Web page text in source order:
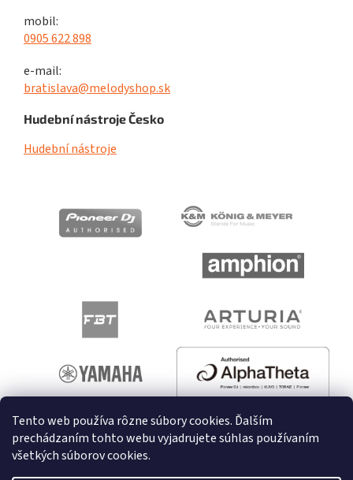
Tento web používa rôzne súbory cookies. Ďalším
prechádzaním tohto webu vyjadrujete súhlas používaním
všetkých súborov cookies.
mobil:
0905 622 898
e-mail:
bratislava@melodyshop.sk
Hudební nástroje Česko
Hudební nástroje